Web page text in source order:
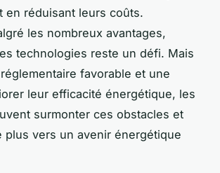
en réduisant leurs coûts.
les nombreux avantages,
technologies reste un défi. Mais
favorable et une
leur efficacité énergétique, les
surmonter ces obstacles et
plus vers un avenir énergétique